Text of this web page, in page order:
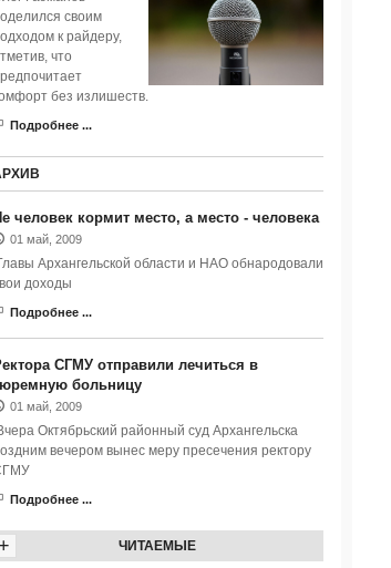
своим
к райдеру,
что
без излишеств.
Подробнее ...
человек кормит место, а место - человека
01 май, 2009
Архангельской области и НАО обнародовали
доходы
Подробнее ...
СГМУ отправили лечиться в
больницу
01 май, 2009
Октябрьский районный суд Архангельска
вечером вынес меру пресечения ректору
Подробнее ...
ЧИТАЕМЫЕ